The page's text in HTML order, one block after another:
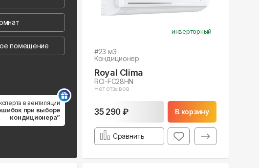
инверторный
#23 м3
Кондиционер
Royal Clima
RCI-FC28HN
Нет отзывов
35 290 ₽ В корзину
Сравнить
помещение
в вентиляции
при выборе
кондиционера”